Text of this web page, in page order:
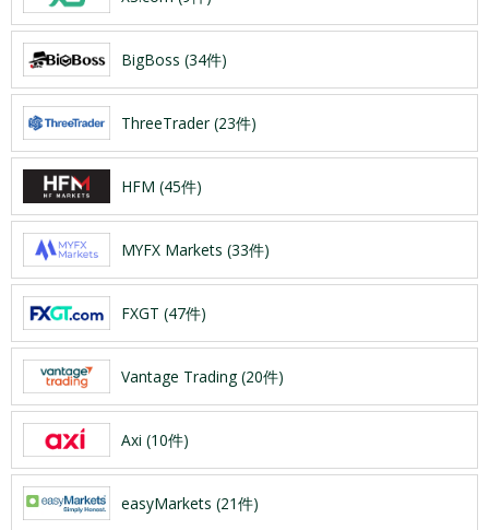
BigBoss (34件)
ThreeTrader (23件)
HFM (45件)
MYFX Markets (33件)
FXGT (47件)
Vantage Trading (20件)
Axi (10件)
easyMarkets (21件)